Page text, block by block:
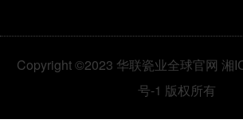
Copyright ©2023 华联瓷业全球官网 湘
号-1 版权所有